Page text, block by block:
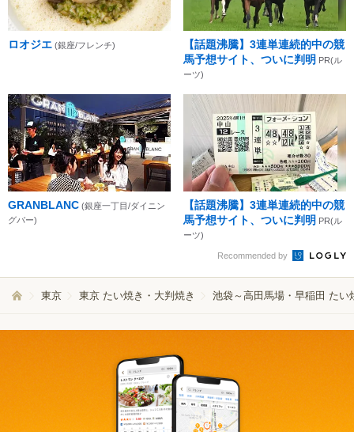
ロオジエ (銀座/フレンチ)
【話題沸騰】3連単連続的中の競
馬予想サイト、ついに判明 PR(ル
ーツ)
GRANBLANC (銀座一丁目/ダイニン
グバー)
【話題沸騰】3連単連続的中の競
馬予想サイト、ついに判明 PR(ル
ーツ)
Recommended by
東京 東京 たい焼き・大判焼き 池袋～高田馬場・早稲田 たい